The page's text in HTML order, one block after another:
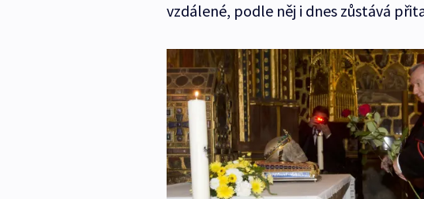
vzdálené, podle něj i dnes zůstává